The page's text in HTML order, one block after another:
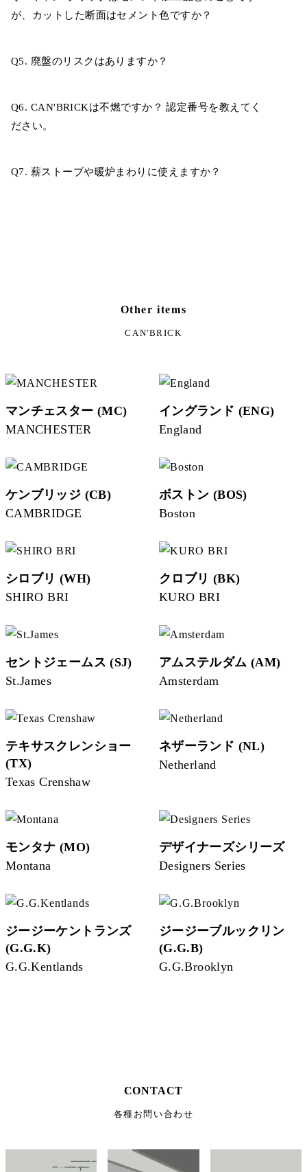
が、カットした断面はセメント色ですか？
Q5. 廃盤のリスクはありますか？
Q6. CAN'BRICKは不燃ですか？ 認定番号を教えてく
ださい。
Q7. 薪ストーブや暖炉まわりに使えますか？
Other items
CAN'BRICK
マンチェスター (MC)
MANCHESTER
イングランド (ENG)
England
ケンブリッジ (CB)
CAMBRIDGE
ボストン (BOS)
Boston
シロブリ (WH)
SHIRO BRI
クロブリ (BK)
KURO BRI
セントジェームス (SJ)
St.James
アムステルダム (AM)
Amsterdam
テキサスクレンショー
(TX)
Texas Crenshaw
ネザーランド (NL)
Netherland
モンタナ (MO)
Montana
デザイナーズシリーズ
Designers Series
ジージーケントランズ
(G.G.K)
G.G.Kentlands
ジージーブルックリン
(G.G.B)
G.G.Brooklyn
CONTACT
各種お問い合わせ